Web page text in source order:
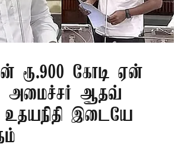
ரூ.900 கோடி ஏன்
அமைச்சர் ஆதவ்
இடையே